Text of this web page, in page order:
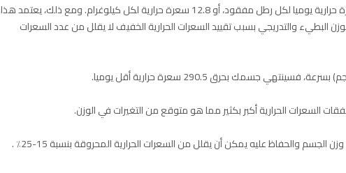
وفقا لمراجعة كبيرة واحدة، يصل هذا إلى 5.8 سعرة حرارية يوميا لكل رطل مفقود، أو 12.8 سعرة حرارية لكل كيلوغرام. ومع ذلك، يعتمد هذا
البطيء والتدريجي بسبب تقييد السعرات الحرارية الخفيف لا يقلل من عدد السعرات
السعرات الحرارية أكبر بكثير مما هو متوقع من التغيرات في الوزن.